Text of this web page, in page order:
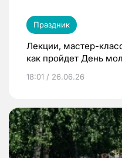
Праздник
Лекции, мастер-
как пройдет День
18:01 / 26.06.26